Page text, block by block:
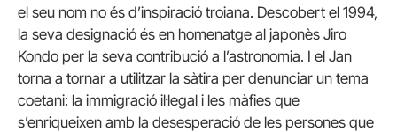
el seu nom no és d’inspiració troiana. Descobert el 1994,
la seva designació és en homenatge al japonès Jiro
Kondo per la seva contribució a l’astronomia. I el Jan
torna a tornar a utilitzar la sàtira per denunciar un tema
coetani: la immigració il·legal i les màfies que
s’enriqueixen amb la desesperació de les persones que